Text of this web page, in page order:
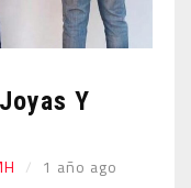
Y
1 año ago